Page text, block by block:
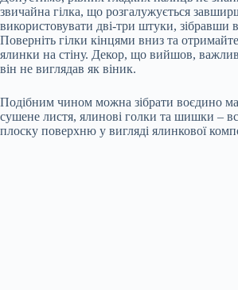
звичайна гілка, що розгалужується
використовувати дві-три штуки, зібравши
Поверніть гілки кінцями вниз та
ялинки на стіну. Декор, що вийшов,
він не виглядав як віник.
Подібним чином можна зібрати воєдино
сушене листя, ялинові голки та шишки –
плоску поверхню у вигляді ялинкової